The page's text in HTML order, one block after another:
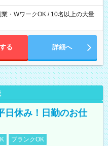
・WワークOK / 10名以上の大量
る 詳細へ
日休み！日勤のお仕
ブランクOK